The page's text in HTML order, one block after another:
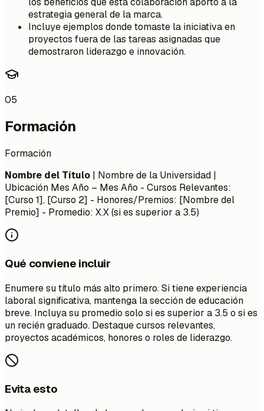
estrategia general de la marca.
Incluye ejemplos donde tomaste la iniciativa en
proyectos fuera de las tareas asignadas que
demostraron liderazgo e innovación.
05
Formación
Formación
Nombre del Título | Nombre de la Universidad |
Ubicación Mes Año – Mes Año - Cursos Relevantes:
[Curso 1], [Curso 2] - Honores/Premios: [Nombre del
Premio] - Promedio: X.X (si es superior a 3.5)
Qué conviene incluir
Enumere su título más alto primero. Si tiene experiencia
laboral significativa, mantenga la sección de educación
breve. Incluya su promedio solo si es superior a 3.5 o si es
un recién graduado. Destaque cursos relevantes,
proyectos académicos, honores o roles de liderazgo.
Evita esto